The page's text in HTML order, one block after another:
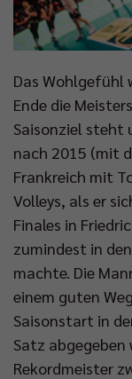
Das Wohlgefühl
Ende die
Saisonziel steht
nach 2015 (mit
Frankreich mit
Volleys, als er
Finales in
zumindest in
machte. Die
einem guten
Saisonstart in
Satz abgegeben
Rekordmeister